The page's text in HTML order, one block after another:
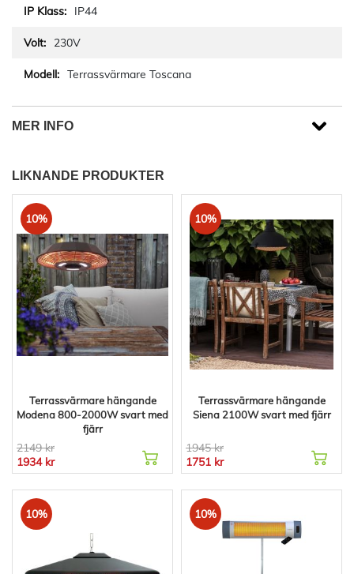
IP44
230V
Terrassvärmare Toscana
MER INFO
LIKNANDE PRODUKTER
10%
Terrassvärmare hängande
Modena 800-2000W svart med
fjärr
2149 kr
1934 kr
10%
Terrassvärmare hängande
Siena 2100W svart med fjärr
1945 kr
1751 kr
10% 10%